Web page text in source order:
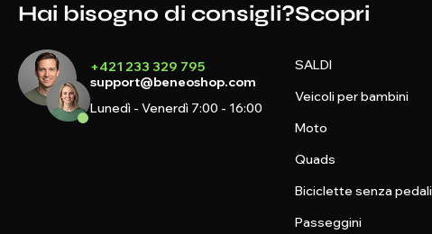
Hai bisogno di consigli?
+421 233 329 795
support@beneoshop.com
Lunedì - Venerdì 7:00 - 16:00
Scopri
SALDI
Veicoli per bambini
Moto
Quads
Biciclette senza pedali
Passeggini